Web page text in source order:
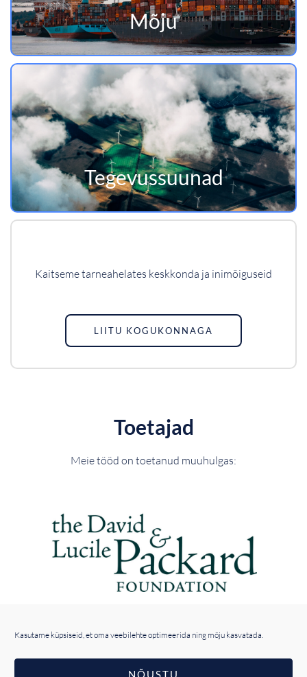
Kasutame küpsiseid, et oma veebilehte optimeerida ning mõju kasvatada.
NÕUSTU
Mõju
Tegevussuunad
Kaitseme tarneahelates keskkonda ja inimõiguseid
LIITU KOGUKONNAGA
Toetajad
Meie tööd on toetanud muuhulgas: